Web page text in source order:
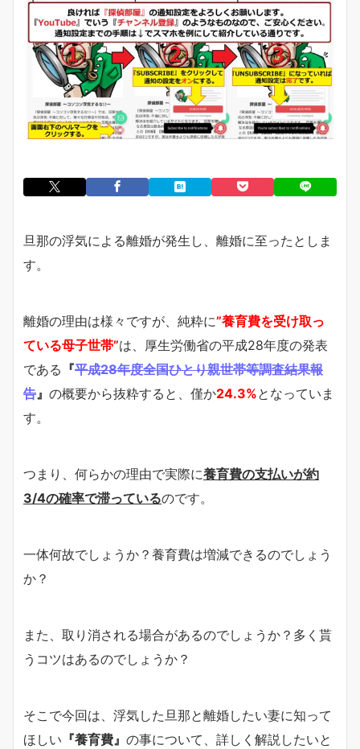
旦那の浮気による離婚が発生し、離婚に至ったとしま
す。
離婚の理由は様々ですが、純粋に”養育費を受け取っ
ている母子世帯”は、厚生労働省の平成28年度の発表
である 『平成28年度全国ひとり親世帯等調査結果報
告』 の概要から抜粋すると、僅か24.3%となっていま
す。
つまり、何らかの理由で実際に養育費の支払いが約
3/4の確率で滞っているのです。
一体何故でしょうか？養育費は増減できるのでしょう
か？
また、取り消される場合があるのでしょうか？多く貰
うコツはあるのでしょうか？
そこで今回は、浮気した旦那と離婚したい妻に知って
ほしい 『養育費』 の事について、詳しく解説したいと